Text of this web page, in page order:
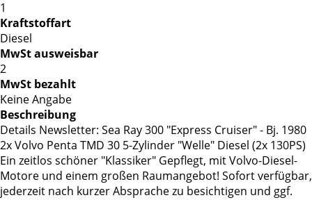
1
Kraftstoffart
Diesel
MwSt ausweisbar
2
MwSt bezahlt
Keine Angabe
Beschreibung
Details Newsletter: Sea Ray 300 "Express Cruiser" - Bj. 1980
2x Volvo Penta TMD 30 5-Zylinder "Welle" Diesel (2x 130PS)
Ein zeitlos schöner "Klassiker" Gepflegt, mit Volvo-Diesel-
Motore und einem großen Raumangebot! Sofort verfügbar,
jederzeit nach kurzer Absprache zu besichtigen und ggf.